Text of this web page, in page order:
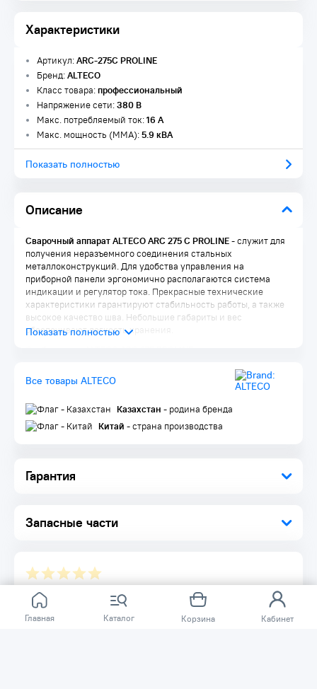
Главная Каталог Корзина Кабинет
Характеристики
Описание
Гарантия
Запасные части
Артикул:ARC-275C PROLINE
Бренд:ALTECO
Класс товара:профессиональный
Напряжение сети:380 В
Макс. потребляемый ток:16 А
Макс. мощность (MMA):5.9 кВА
Показать полностью
Сварочный аппарат ALTECO ARC 275 C PROLINE- служит для
получения неразъемного соединения стальных
металлоконструкций. Для удобства управления на
приборной панели эргономично располагаются система
индикации и регулятор тока. Прекрасные технические
характеристики гарантируют стабильность работы, а также
высокое качество шва. Небольшие габариты и вес
обеспечивают легкость хранения.
Антизалипание электрода
Форсаж дуги
Цифровой дисплей
Биполярный транзистор с изолированным затвором
Инструкция по эксплуатации 1 шт.
Все товары ALTECO
Казахстан - родина бренда
Китай - страна производства
Отзывов ещё нет.
Расскажите о товаре, который приобрели у нас.